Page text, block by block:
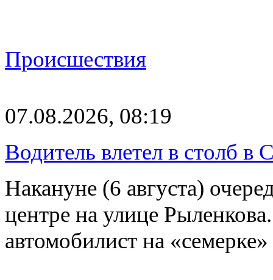
Происшествия
07.08.2026, 08:19
Водитель влетел в столб в
Накануне (6 августа)
центре на улице
автомобилист на